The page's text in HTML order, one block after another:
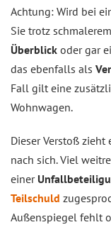
Achtung: Wird bei
Sie trotz
Überblick oder gar
das ebenfalls als
Fall gilt eine
Wohnwagen.
Dieser Verstoß zieht
nach sich. Viel
einer
Teilschuld
Außenspiegel fehlt